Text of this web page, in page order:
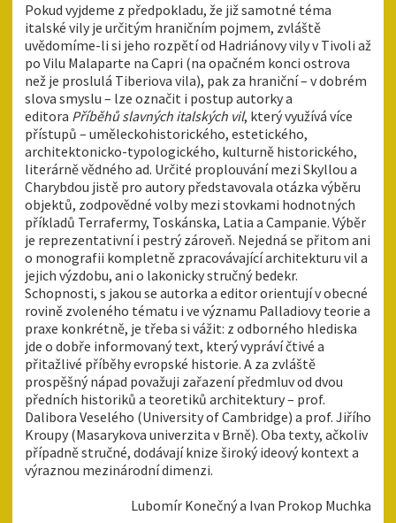
Pokud vyjdeme z předpokladu, že již samotné téma
italské vily je určitým hraničním pojmem, zvláště
uvědomíme-li si jeho rozpětí od Hadriánovy vily v Tivoli až
po Vilu Malaparte na Capri (na opačném konci ostrova
než je proslulá Tiberiova vila), pak za hraniční – v dobrém
slova smyslu – lze označit i postup autorky a
editora Příběhů slavných italských vil, který využívá více
přístupů – uměleckohistorického, estetického,
architektonicko-typologického, kulturně historického,
literárně vědného ad. Určité proplouvání mezi Skyllou a
Charybdou jistě pro autory představovala otázka výběru
objektů, zodpovědné volby mezi stovkami hodnotných
příkladů Terrafermy, Toskánska, Latia a Campanie. Výběr
je reprezentativní i pestrý zároveň. Nejedná se přitom ani
o monografii kompletně zpracovávající architekturu vil a
jejich výzdobu, ani o lakonicky stručný bedekr.
Schopnosti, s jakou se autorka a editor orientují v obecné
rovině zvoleného tématu i ve významu Palladiovy teorie a
praxe konkrétně, je třeba si vážit: z odborného hlediska
jde o dobře informovaný text, který vypráví čtivé a
přitažlivé příběhy evropské historie. A za zvláště
prospěšný nápad považuji zařazení předmluv od dvou
předních historiků a teoretiků architektury – prof.
Dalibora Veselého (University of Cambridge) a prof. Jiřího
Kroupy (Masarykova univerzita v Brně). Oba texty, ačkoliv
případně stručné, dodávají knize široký ideový kontext a
výraznou mezinárodní dimenzi.
Lubomír Konečný a Ivan Prokop Muchka